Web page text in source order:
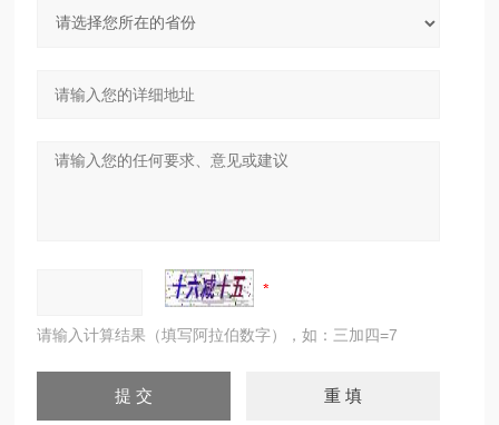
请输入计算结果（填写阿拉伯数字），如：三加四=7